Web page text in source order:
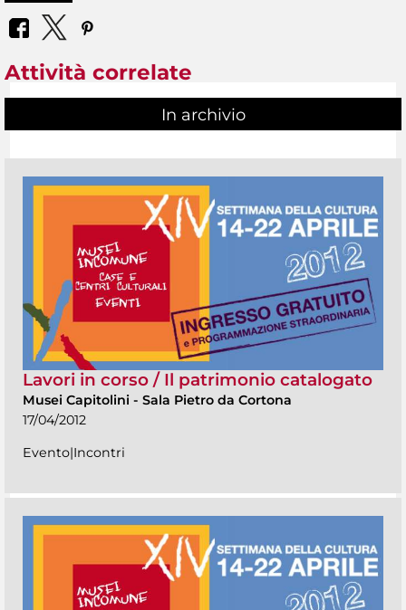
Attività correlate
In archivio
Lavori in corso / Il patrimonio catalogato
Musei Capitolini - Sala Pietro da Cortona
17/04/2012
Evento|Incontri